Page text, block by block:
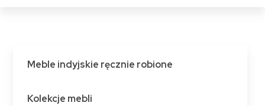
Meble indyjskie ręcznie robione
Kolekcje mebli